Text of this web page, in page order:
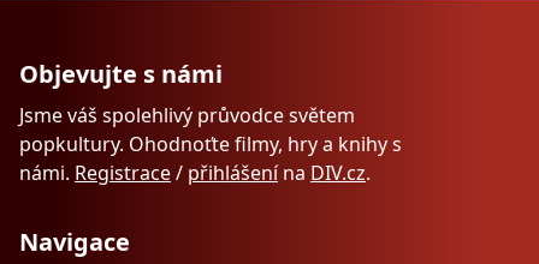
Objevujte s námi
Jsme váš spolehlivý průvodce světem
popkultury. Ohodnoťte filmy, hry a knihy s
námi. Registrace/ přihlášenína DIV.cz.
Navigace